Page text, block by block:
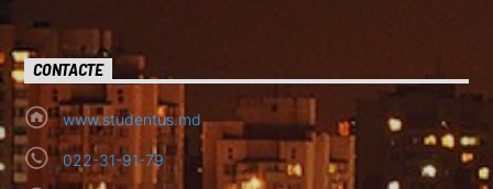
CONTACTE
www.studentus.md
022-31-91-79